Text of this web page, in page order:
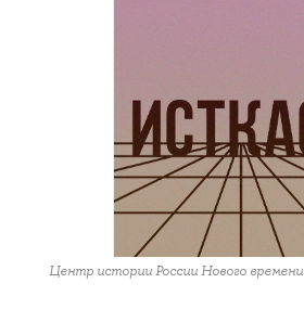
Центр истории России Нового времени